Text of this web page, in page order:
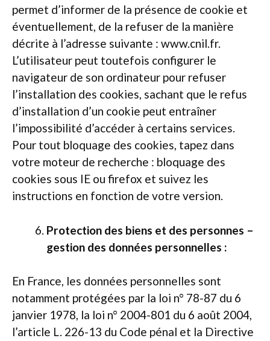
permet d’informer de la présence de cookie et
éventuellement, de la refuser de la manière
décrite à l’adresse suivante : www.cnil.fr.
L’utilisateur peut toutefois configurer le
navigateur de son ordinateur pour refuser
l’installation des cookies, sachant que le refus
d’installation d’un cookie peut entraîner
l’impossibilité d’accéder à certains services.
Pour tout bloquage des cookies, tapez dans
votre moteur de recherche : bloquage des
cookies sous IE ou firefox et suivez les
instructions en fonction de votre version.
Protection des biens et des personnes –
gestion des données personnelles :
En France, les données personnelles sont
notamment protégées par la loi n° 78-87 du 6
janvier 1978, la loi n° 2004-801 du 6 août 2004,
l’article L. 226-13 du Code pénal et la Directive